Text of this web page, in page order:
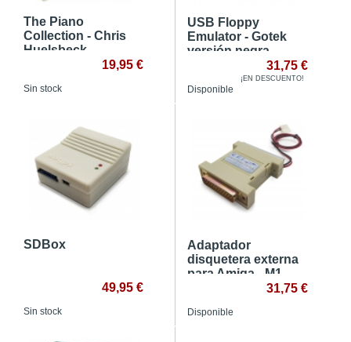
The Piano
Collection - Chris
Huelsbeck
19,95 €
Sin stock
USB Floppy
Emulator - Gotek
versión negra
31,75 €
¡EN DESCUENTO!
Disponible
SDBox
49,95 €
Sin stock
Adaptador
disquetera externa
para Amiga - M1
31,75 €
Disponible